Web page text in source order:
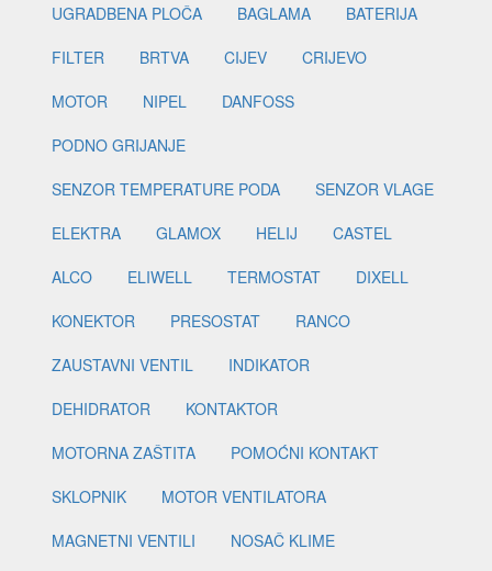
UGRADBENA PLOČA
BAGLAMA
BATERIJA
FILTER
BRTVA CIJEV
CRIJEVO
MOTOR
NIPEL
DANFOSS
PODNO GRIJANJE
SENZOR TEMPERATURE PODA
SENZOR VLAGE
ELEKTRA
GLAMOX HELIJ
CASTEL
ALCO
ELIWELL TERMOSTAT
DIXELL
KONEKTOR
PRESOSTAT
RANCO
ZAUSTAVNI VENTIL
INDIKATOR
DEHIDRATOR
KONTAKTOR
MOTORNA ZAŠTITA
POMOĆNI KONTAKT
SKLOPNIK
MOTOR VENTILATORA
MAGNETNI VENTILI
NOSAČ KLIME